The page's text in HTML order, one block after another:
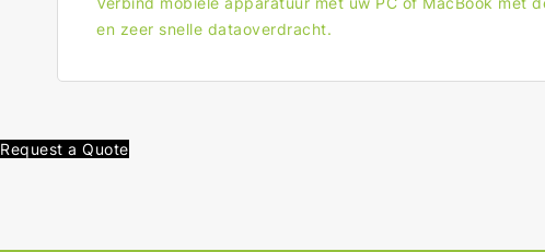
en zeer snelle dataoverdracht.
Request a Quote